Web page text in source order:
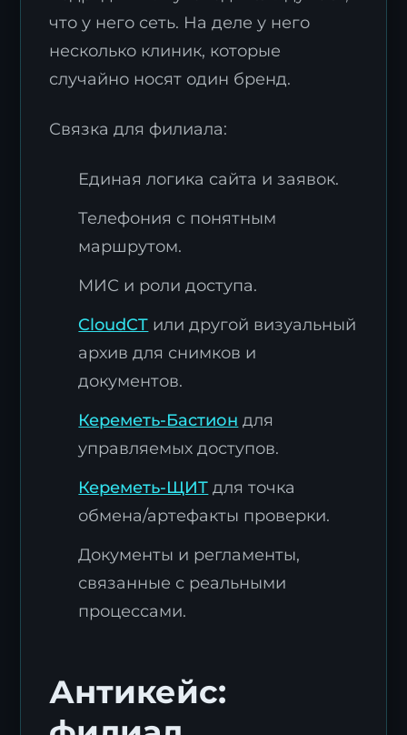
что у него сеть. На деле у него
несколько клиник, которые
случайно носят один бренд.
Связка для филиала:
Единая логика сайта и заявок.
Телефония с понятным
маршрутом.
МИС и роли доступа.
CloudCT или другой визуальный
архив для снимков и
документов.
Кереметь-Бастион для
управляемых доступов.
Кереметь-ЩИТ для точка
обмена/артефакты проверки.
Документы и регламенты,
связанные с реальными
процессами.
Антикейс: